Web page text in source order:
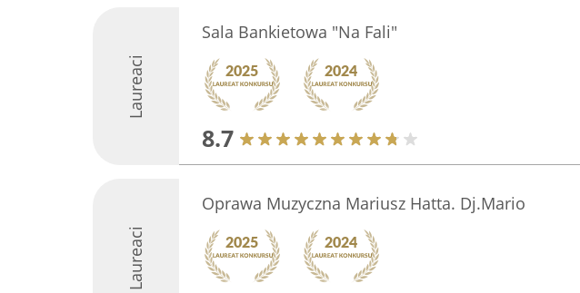
Laureaci
Sala Bankietowa "Na Fali"
8.7
Laureaci
Oprawa Muzyczna Mariusz Hatta. Dj.Mario